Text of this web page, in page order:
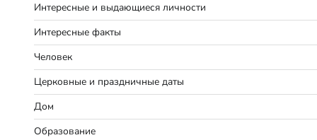
Интересные и выдающиеся личности
Интересные факты
Человек
Церковные и праздничные даты
Дом
Образование